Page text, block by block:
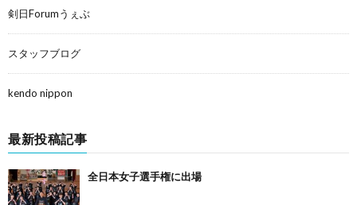
剣日Forumうぇぶ
スタッフブログ
kendo nippon
最新投稿記事
全日本女子選手権に出場